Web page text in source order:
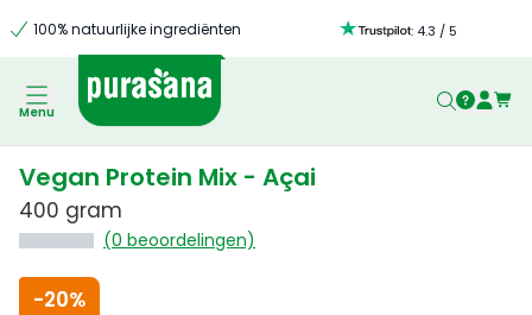
100% natuurlijke ingrediënten : 4.3 /5
Menu
Vegan Protein Mix - Açai
400 gram
(0 beoordelingen)
-20%